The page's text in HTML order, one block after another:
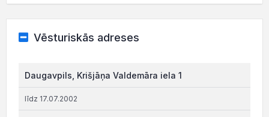
Vēsturiskās adreses
Daugavpils, Krišjāņa Valdemāra iela 1
līdz 17.07.2002